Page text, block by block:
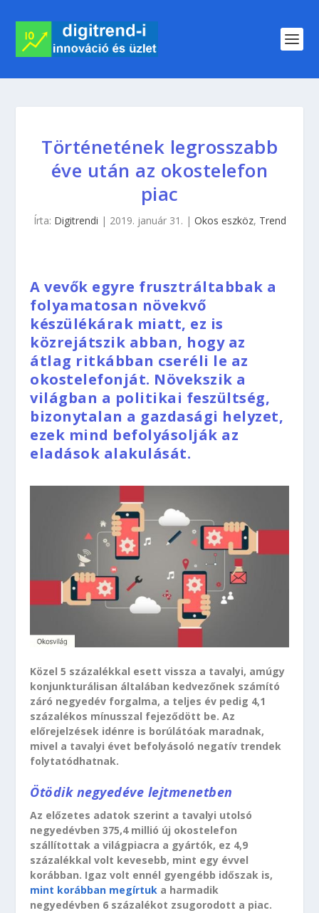
Történetének legrosszabb
éve után az okostelefon
piac
Írta: Digitrendi | 2019. január 31. | Okos eszköz, Trend
A vevők egyre frusztráltabbak a
folyamatosan növekvő
készülékárak miatt, ez is
közrejátszik abban, hogy az
átlag ritkábban cseréli le az
okostelefonját. Növekszik a
világban a politikai feszültség,
bizonytalan a gazdasági helyzet,
ezek mind befolyásolják az
eladások alakulását.
Közel 5 százalékkal esett vissza a tavalyi, amúgy
konjunkturálisan általában kedvezőnek számító
záró negyedév forgalma, a teljes év pedig 4,1
százalékos mínusszal fejeződött be. Az
előrejelzések idénre is borúlátóak maradnak,
mivel a tavalyi évet befolyásoló negatív trendek
folytatódhatnak.
Ötödik negyedéve lejtmenetben
Az előzetes adatok szerint a tavalyi utolsó
negyedévben 375,4 millió új okostelefon
szállítottak a világpiacra a gyártók, ez 4,9
százalékkal volt kevesebb, mint egy évvel
korábban. Igaz volt ennél gyengébb időszak is,
mint korábban megírtuk a harmadik
negyedévben 6 százalékot zsugorodott a piac.